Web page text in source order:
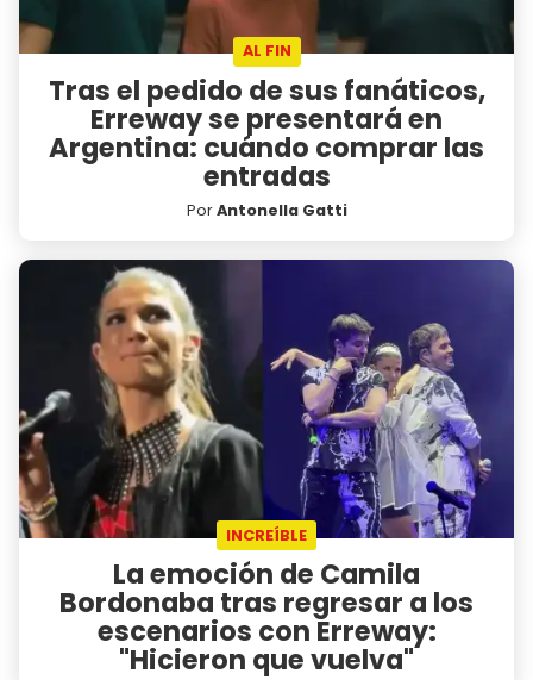
AL FIN
Tras el pedido de sus fanáticos,
Erreway se presentará en
Argentina: cuándo comprar las
entradas
PorAntonella Gatti
INCREÍBLE
La emoción de Camila
Bordonaba tras regresar a los
escenarios con Erreway:
"Hicieron que vuelva"